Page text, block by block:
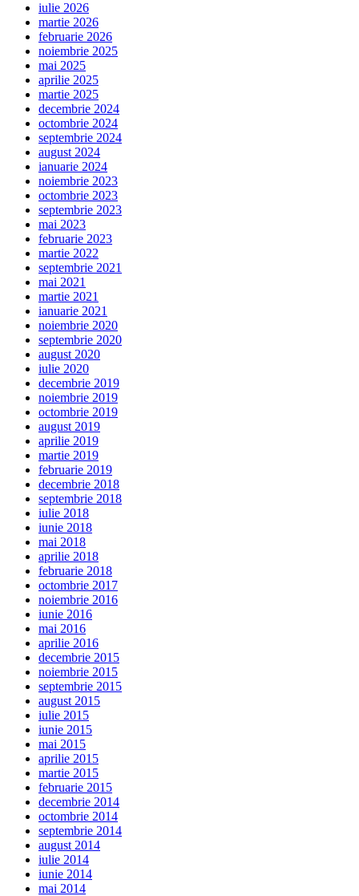
iulie 2026
martie 2026
februarie 2026
noiembrie 2025
mai 2025
aprilie 2025
martie 2025
decembrie 2024
octombrie 2024
septembrie 2024
august 2024
ianuarie 2024
noiembrie 2023
octombrie 2023
septembrie 2023
mai 2023
februarie 2023
martie 2022
septembrie 2021
mai 2021
martie 2021
ianuarie 2021
noiembrie 2020
septembrie 2020
august 2020
iulie 2020
decembrie 2019
noiembrie 2019
octombrie 2019
august 2019
aprilie 2019
martie 2019
februarie 2019
decembrie 2018
septembrie 2018
iulie 2018
iunie 2018
mai 2018
aprilie 2018
februarie 2018
octombrie 2017
noiembrie 2016
iunie 2016
mai 2016
aprilie 2016
decembrie 2015
noiembrie 2015
septembrie 2015
august 2015
iulie 2015
iunie 2015
mai 2015
aprilie 2015
martie 2015
februarie 2015
decembrie 2014
octombrie 2014
septembrie 2014
august 2014
iulie 2014
iunie 2014
mai 2014